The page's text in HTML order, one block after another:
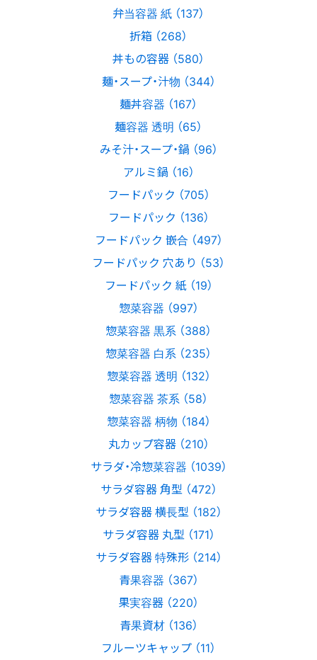
弁当容器 紙 （137）
折箱 （268）
丼もの容器 （580）
麺・スープ・汁物 （344）
麺丼容器 （167）
麺容器 透明 （65）
みそ汁・スープ・鍋 （96）
アルミ鍋 （16）
フードパック （705）
フードパック （136）
フードパック 嵌合 （497）
フードパック 穴あり （53）
フードパック 紙 （19）
惣菜容器 （997）
惣菜容器 黒系 （388）
惣菜容器 白系 （235）
惣菜容器 透明 （132）
惣菜容器 茶系 （58）
惣菜容器 柄物 （184）
丸カップ容器 （210）
サラダ・冷惣菜容器 （1039）
サラダ容器 角型 （472）
サラダ容器 横長型 （182）
サラダ容器 丸型 （171）
サラダ容器 特殊形 （214）
青果容器 （367）
果実容器 （220）
青果資材 （136）
フルーツキャップ （11）